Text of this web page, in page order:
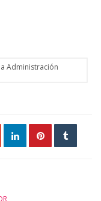
Administración